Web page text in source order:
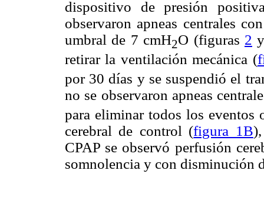
dispositivo de presión
observaron apneas centrales
umbral de 7 cmH2O (figuras 2
retirar la ventilación mecánica (
por 30 días y se suspendió el
no se observaron apneas
para eliminar todos los eventos
cerebral de control (figura 1B
CPAP se observó perfusión
somnolencia y con disminución